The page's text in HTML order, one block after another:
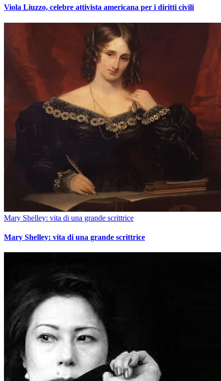
Viola Liuzzo, celebre attivista americana per i diritti civili
Mary Shelley: vita di una grande scrittrice
Mary Shelley: vita di una grande scrittrice